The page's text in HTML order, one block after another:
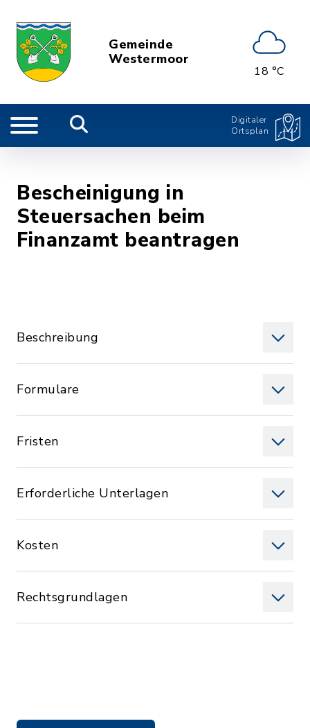
Gemeinde
Westermoor
18 °C
Digitaler
Ortsplan
Bescheinigung in
Steuersachen beim
Finanzamt beantragen
Beschreibung
Formulare
Fristen
Erforderliche Unterlagen
Kosten
Rechtsgrundlagen